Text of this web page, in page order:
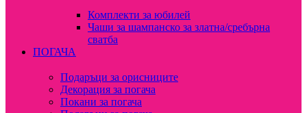
Комплекти за юбилей
Чаши за шампанско за златна/сребърна
сватба
ПОГАЧА
Подаръци за орисниците
Декорация за погача
Покани за погача